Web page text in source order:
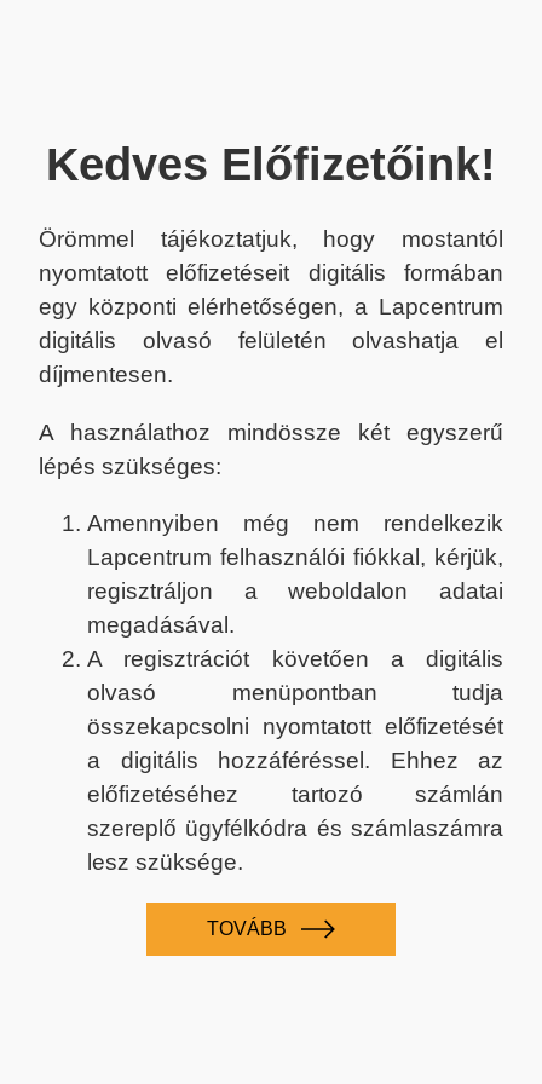
Kedves Előfizetőink!
Örömmel tájékoztatjuk, hogy mostantól
nyomtatott előfizetéseit digitális formában
egy központi elérhetőségen, a Lapcentrum
digitális olvasó felületén olvashatja el
díjmentesen.
A használathoz mindössze két egyszerű
lépés szükséges:
Amennyiben még nem rendelkezik
Lapcentrum felhasználói fiókkal, kérjük,
regisztráljon a weboldalon adatai
megadásával.
A regisztrációt követően a digitális
olvasó menüpontban tudja
összekapcsolni nyomtatott előfizetését
a digitális hozzáféréssel. Ehhez az
előfizetéséhez tartozó számlán
szereplő ügyfélkódra és számlaszámra
lesz szüksége.
TOVÁBB